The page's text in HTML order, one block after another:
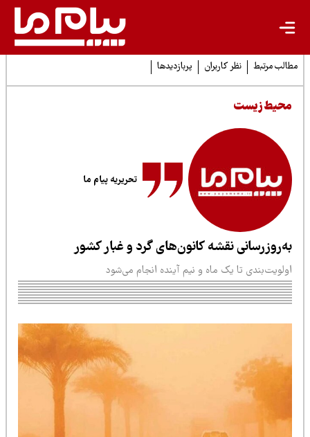
مرتبط نظر کاربران پربازدیدها
زیست
تحریریه پیام ما
نقشه کانون‌های گرد و غبار کشور
تا یک ماه و نیم آینده انجام می‌شود